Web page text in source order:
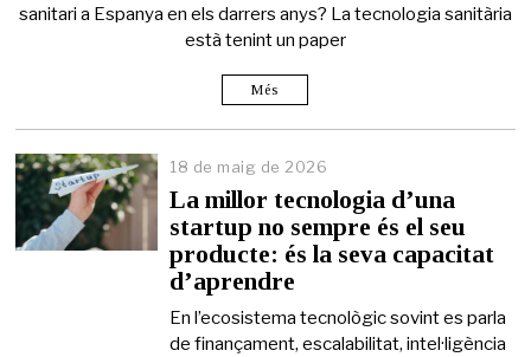
sanitari a Espanya en els darrers anys? La tecnologia sanitària
està tenint un paper
Més
18 de maig de 2026
8
d
e
m
g
d
La millor tecnologia d’una
startup no sempre és el seu
producte: és la seva capacitat
d’aprendre
En l’ecosistema tecnològic sovint es parla
de finançament, escalabilitat, intel·ligència